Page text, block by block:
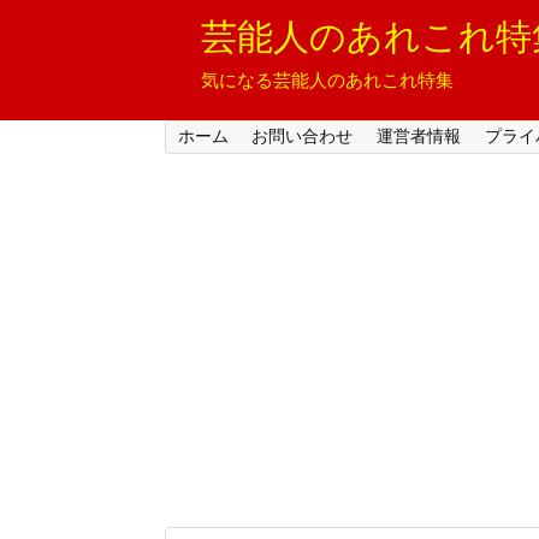
芸能人のあれこれ特
気になる芸能人のあれこれ特集
ホーム お問い合わせ 運営者情報 プラ